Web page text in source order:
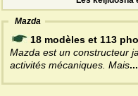
Mazda
18 modèles et 113
Mazda est un constructeur
activités mécaniques. Mais